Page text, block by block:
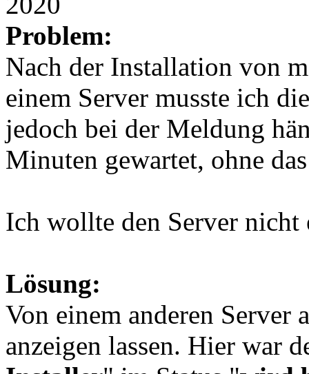
Problem:
Nach der Installation von
einem Server musste ich
jedoch bei der Meldung
Minuten gewartet, ohne
Ich wollte den Server nicht
Lösung:
Von einem anderen Server
anzeigen lassen. Hier war